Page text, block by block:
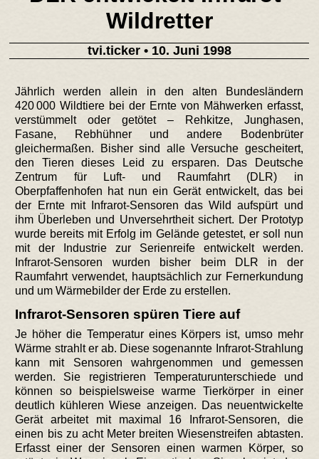
Wildretter
tvi.ticker• 10. Juni 1998
Jährlich werden allein in den alten Bundesländern
420 000 Wildtiere bei der Ernte von Mähwerken erfasst,
verstümmelt oder getötet – Rehkitze, Junghasen,
Fasane, Rebhühner und andere Bodenbrüter
gleichermaßen. Bisher sind alle Versuche gescheitert,
den Tieren dieses Leid zu ersparen. Das Deutsche
Zentrum für Luft- und Raumfahrt (DLR) in
Oberpfaffenhofen hat nun ein Gerät entwickelt, das bei
der Ernte mit Infrarot-Sensoren das Wild aufspürt und
ihm Überleben und Unversehrtheit sichert. Der Prototyp
wurde bereits mit Erfolg im Gelände getestet, er soll nun
mit der Industrie zur Serienreife entwickelt werden.
Infrarot-Sensoren wurden bisher beim DLR in der
Raumfahrt verwendet, hauptsächlich zur Fernerkundung
und um Wärmebilder der Erde zu erstellen.
Infrarot-Sensoren spüren Tiere auf
Je höher die Temperatur eines Körpers ist, umso mehr
Wärme strahlt er ab. Diese sogenannte Infrarot-Strahlung
kann mit Sensoren wahrgenommen und gemessen
werden. Sie registrieren Temperaturunterschiede und
können so beispielsweise warme Tierkörper in einer
deutlich kühleren Wiese anzeigen. Das neuentwickelte
Gerät arbeitet mit maximal 16 Infrarot-Sensoren, die
einen bis zu acht Meter breiten Wiesenstreifen abtasten.
Erfasst einer der Sensoren einen warmen Körper, so